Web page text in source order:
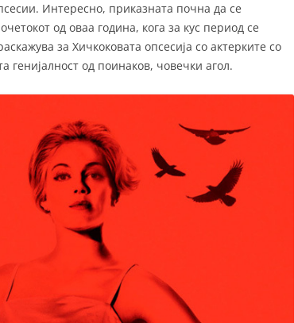
Интересно, приказната почна да се
од оваа година, кога за кус период се
за Хичкоковата опсесија со актерките со
генијалност од поинаков, човечки агол.